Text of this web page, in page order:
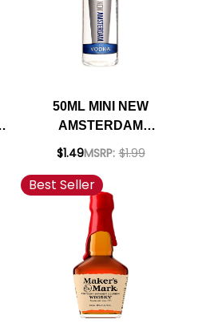
50ML MINI NEW
AMSTERDAM
VODKA
$1.49MSRP: $1.99
Best Seller